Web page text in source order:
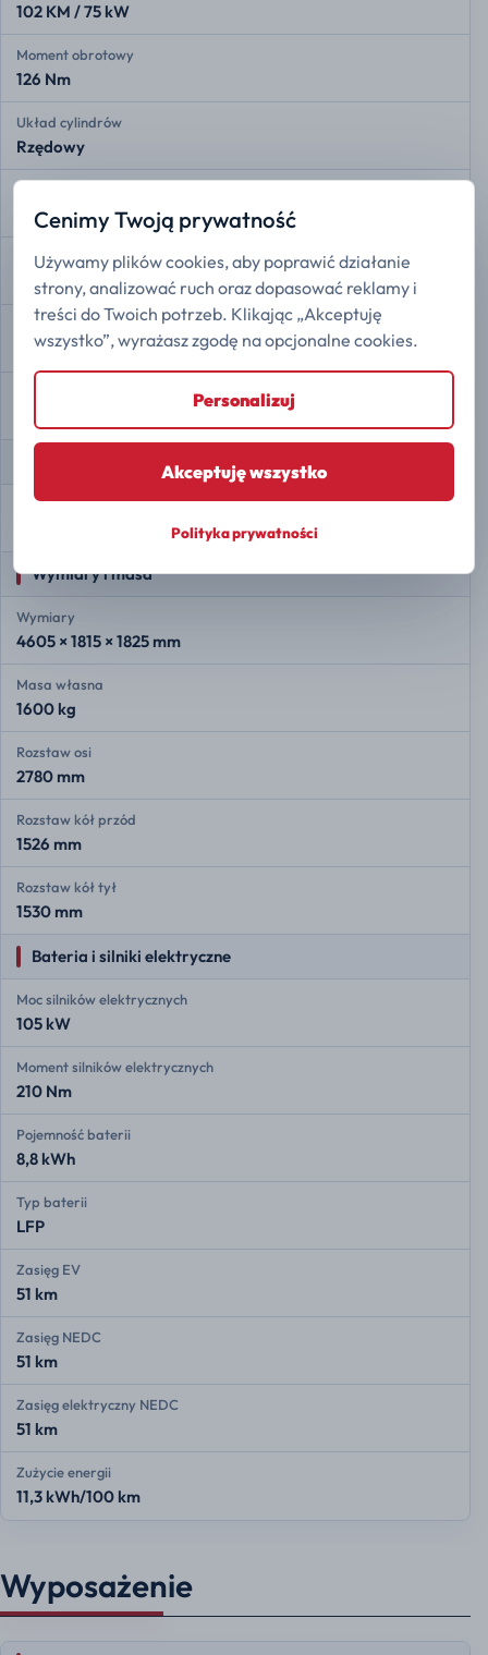
102 KM / 75 kW
Moment obrotowy
126 Nm
Układ cylindrów
Rzędowy
Zawory na cylinder
Rozrząd
DOHC
Forma finansowania
Finansowanie ratalne
Wymiary i masa
Wymiary
4605 × 1815 × 1825 mm
Masa własna
1600 kg
Rozstaw osi
2780 mm
Rozstaw kół przód
1526 mm
Rozstaw kół tył
1530 mm
Bateria i silniki elektryczne
Moc silników elektrycznych
105 kW
Moment silników elektrycznych
210 Nm
Pojemność baterii
8,8 kWh
Typ baterii
LFP
Zasięg EV
51 km
Zasięg NEDC
51 km
Zasięg elektryczny NEDC
51 km
Zużycie energii
11,3 kWh/100 km
Wyposażenie
Cenimy Twoją prywatność
Używamy plików cookies, aby poprawić działanie
strony, analizować ruch oraz dopasować reklamy i
treści do Twoich potrzeb. Klikając „Akceptuję
wszystko”, wyrażasz zgodę na opcjonalne cookies.
Personalizuj
Akceptuję wszystko
Polityka prywatności